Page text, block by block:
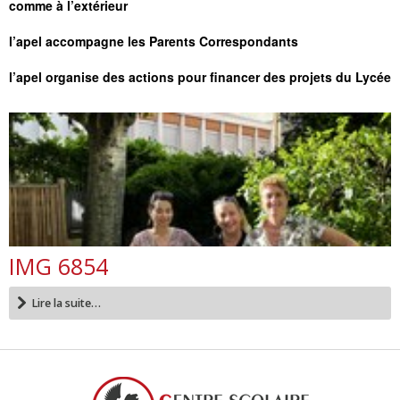
comme à l’extérieur
l’apel accompagne les Parents Correspondants
l’apel organise des actions pour financer des projets du Lycée
IMG 6854
Lire la suite…